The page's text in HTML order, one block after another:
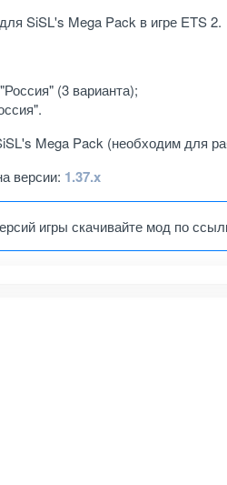
SiSL's Mega Pack в игре ETS 2.
(3 варианта);
Mega Pack (необходим для
версии: 1.37.x
игры скачивайте мод по